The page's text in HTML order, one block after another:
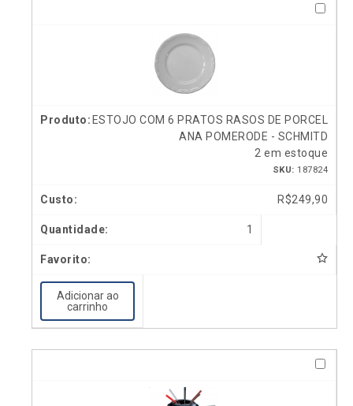
ESTOJO COM 6 PRATOS RASOS DE PORCEL
ANA POMERODE - SCHMITD
2 em estoque
SKU: 187824
R$249,90
1
Adicionar ao
carrinho